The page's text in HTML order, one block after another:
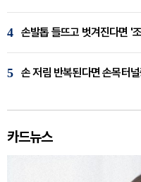
4 손발톱 들뜨고 벗겨진다면 '
5
카드뉴스